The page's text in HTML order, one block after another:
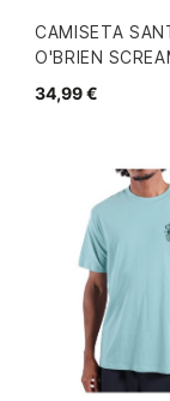
CAMISETA
O'BRIEN
34,99 €